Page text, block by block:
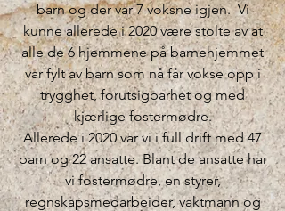
barn og der var 7 voksne igjen. Vi
kunne allerede i 2020 være stolte av at
alle de 6 hjemmene på barnehjemmet
var fylt av barn som nå får vokse opp i
trygghet, forutsigbarhet og med
kjærlige fostermødre.
Allerede i 2020 var vi i full drift med 47
barn og 22 ansatte. Blant de ansatte har
vi fostermødre, en styrer,
regnskapsmedarbeider, vaktmann og